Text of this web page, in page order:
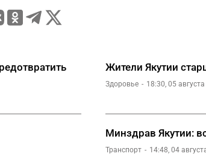
Жители Якутии
Здоровье 18:30, 05 августа
Минздрав Якутии:
Транспорт 14:48, 04